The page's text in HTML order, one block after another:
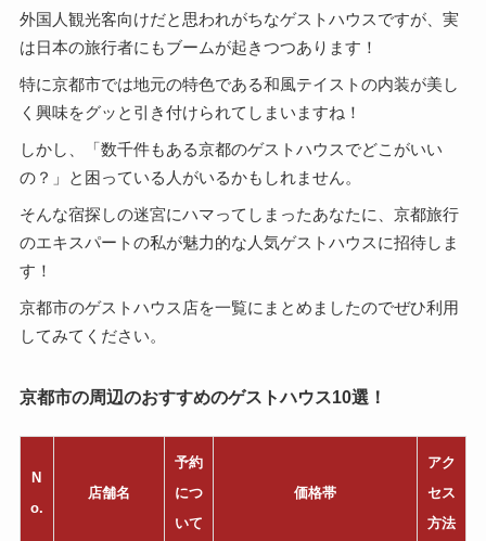
外国人観光客向けだと思われがちなゲストハウスですが、実
は日本の旅行者にもブームが起きつつあります！
特に京都市では地元の特色である和風テイストの内装が美し
く興味をグッと引き付けられてしまいますね！
しかし、「数千件もある京都のゲストハウスでどこがいい
の？」と困っている人がいるかもしれません。
そんな宿探しの迷宮にハマってしまったあなたに、京都旅行
のエキスパートの私が魅力的な人気ゲストハウスに招待しま
す！
京都市のゲストハウス店を一覧にまとめましたのでぜひ利用
してみてください。
京都市の周辺のおすすめのゲストハウス10選！
N
o.
店舗名
予約
につ
いて
価格帯
アク
セス
方法